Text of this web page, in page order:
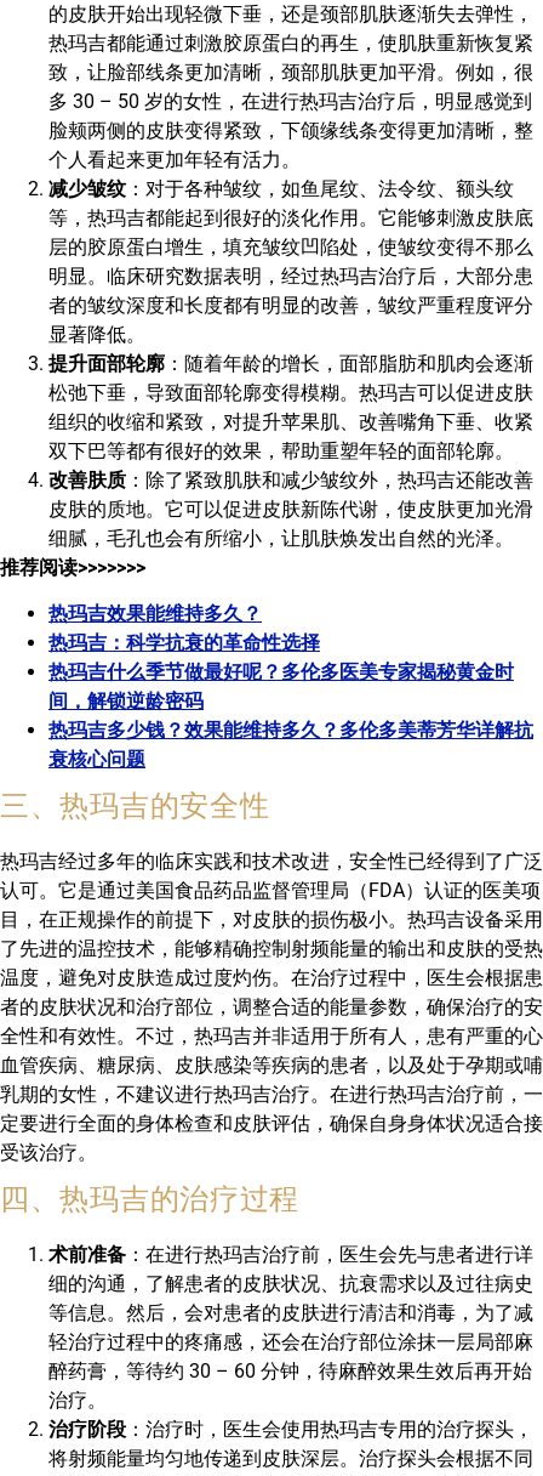
的皮肤开始出现轻微下垂，还是颈部肌肤逐渐失去弹性，
热玛吉都能通过刺激胶原蛋白的再生，使肌肤重新恢复紧
致，让脸部线条更加清晰，颈部肌肤更加平滑。例如，很
多 30 – 50 岁的女性，在进行热玛吉治疗后，明显感觉到
脸颊两侧的皮肤变得紧致，下颌缘线条变得更加清晰，整
个人看起来更加年轻有活力。
减少皱纹：对于各种皱纹，如鱼尾纹、法令纹、额头纹
等，热玛吉都能起到很好的淡化作用。它能够刺激皮肤底
层的胶原蛋白增生，填充皱纹凹陷处，使皱纹变得不那么
明显。临床研究数据表明，经过热玛吉治疗后，大部分患
者的皱纹深度和长度都有明显的改善，皱纹严重程度评分
显著降低。
提升面部轮廓 ：随着年龄的增长，面部脂肪和肌肉会逐渐
松弛下垂，导致面部轮廓变得模糊。热玛吉可以促进皮肤
组织的收缩和紧致，对提升苹果肌、改善嘴角下垂、收紧
双下巴等都有很好的效果，帮助重塑年轻的面部轮廓。
改善肤质 ：除了紧致肌肤和减少皱纹外，热玛吉还能改善
皮肤的质地。它可以促进皮肤新陈代谢，使皮肤更加光滑
细腻，毛孔也会有所缩小，让肌肤焕发出自然的光泽。
推荐阅读>>>>>>>
热玛吉效果能维持多久？
热玛吉：科学抗衰的革命性选择
热玛吉什么季节做最好呢？多伦多医美专家揭秘黄金时
间，解锁逆龄密码
热玛吉多少钱？效果能维持多久？多伦多美蒂芳华详解抗
衰核心问题
三、热玛吉的安全性
热玛吉经过多年的临床实践和技术改进，安全性已经得到了广泛
认可。它是通过美国食品药品监督管理局（FDA）认证的医美项
目，在正规操作的前提下，对皮肤的损伤极小。热玛吉设备采用
了先进的温控技术，能够精确控制射频能量的输出和皮肤的受热
温度，避免对皮肤造成过度灼伤。在治疗过程中，医生会根据患
者的皮肤状况和治疗部位，调整合适的能量参数，确保治疗的安
全性和有效性。不过，热玛吉并非适用于所有人，患有严重的心
血管疾病、糖尿病、皮肤感染等疾病的患者，以及处于孕期或哺
乳期的女性，不建议进行热玛吉治疗。在进行热玛吉治疗前，一
定要进行全面的身体检查和皮肤评估，确保自身身体状况适合接
受该治疗。
四、热玛吉的治疗过程
术前准备 ：在进行热玛吉治疗前，医生会先与患者进行详
细的沟通，了解患者的皮肤状况、抗衰需求以及过往病史
等信息。然后，会对患者的皮肤进行清洁和消毒，为了减
轻治疗过程中的疼痛感，还会在治疗部位涂抹一层局部麻
醉药膏，等待约 30 – 60 分钟，待麻醉效果生效后再开始
治疗。
治疗阶段 ：治疗时，医生会使用热玛吉专用的治疗探头，
将射频能量均匀地传递到皮肤深层。治疗探头会根据不同